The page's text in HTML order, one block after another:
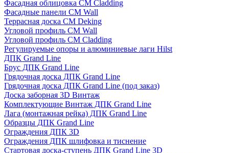
Фасадная облицовка CM Cladding
Фасадные панели CM Wall
Террасная доска CM Deking
Угловой профиль CM Wall
Угловой профиль CM Cladding
Регулируемые опоры и алюминиевые лаги Hilst
ДПК Grand Line
Брус ДПК Grand Line
Грядочная доска ДПК Grand Line
Грядочная доска ДПК Grand Line (под заказ)
Доска заборная 3D Винтаж
Комплектующие Винтаж ДПК Grand Line
Лага (монтажная рейка) ДПК Grand Line
Образцы ДПК Grand Line
Ограждения ДПК 3D
Ограждения ДПК шлифовка и тиснение
Стартовая доска-ступень ДПК Grand Line 3D